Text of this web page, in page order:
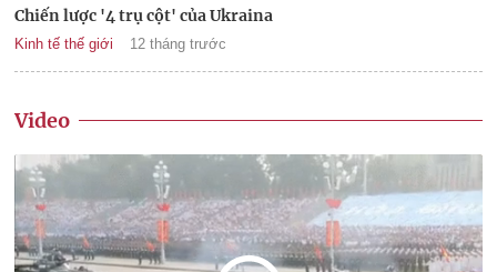
Chiến lược '4 trụ cột' của Ukraina
Kinh tế thế giới 12 tháng trước
Video